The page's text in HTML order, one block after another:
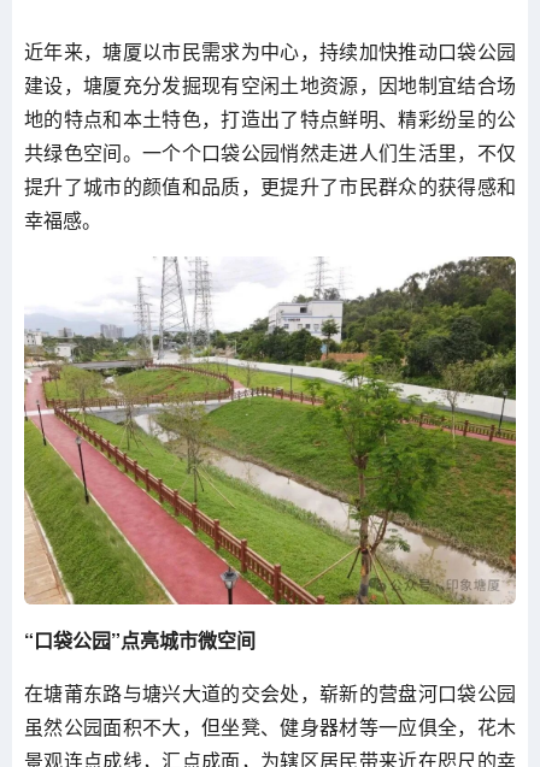
近年来，塘厦以市民需求为中心，持续加快推动口袋公园
建设，塘厦充分发掘现有空闲土地资源，因地制宜结合场
地的特点和本土特色，打造出了特点鲜明、精彩纷呈的公
共绿色空间。一个个口袋公园悄然走进人们生活里，不仅
提升了城市的颜值和品质，更提升了市民群众的获得感和
幸福感。
“口袋公园”点亮城市微空间
在塘莆东路与塘兴大道的交会处，崭新的营盘河口袋公园
虽然公园面积不大，但坐凳、健身器材等一应俱全，花木
景观连点成线，汇点成面，为辖区居民带来近在咫尺的幸